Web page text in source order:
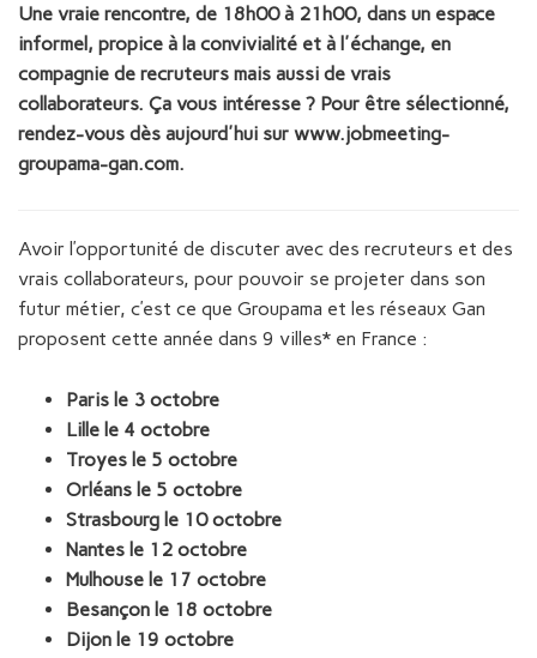
Une vraie rencontre, de 18h00 à 21h00, dans un espace
informel, propice à la convivialité et à l'échange, en
compagnie de recruteurs mais aussi de vrais
collaborateurs. Ça vous intéresse ? Pour être sélectionné,
rendez-vous dès aujourd'hui sur www.jobmeeting-
groupama-gan.com.
Avoir l’opportunité de discuter avec des recruteurs et des
vrais collaborateurs, pour pouvoir se projeter dans son
futur métier, c’est ce que Groupama et les réseaux Gan
proposent cette année dans 9 villes* en France :
Paris le 3 octobre
Lille le 4 octobre
Troyes le 5 octobre
Orléans le 5 octobre
Strasbourg le 10 octobre
Nantes le 12 octobre
Mulhouse le 17 octobre
Besançon le 18 octobre
Dijon le 19 octobre